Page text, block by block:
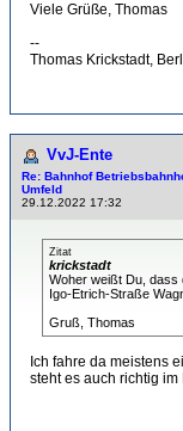
Viele Grüße, Thomas
--
Thomas Krickstadt,
VvJ-Ente
Re: Bahnhof
Umfeld
29.12.2022 17:32
Zitat
krickstadt
Woher weißt Du, dass
Igo-Etrich-Straße
Gruß, Thomas
Ich fahre da meistens
steht es auch richtig im